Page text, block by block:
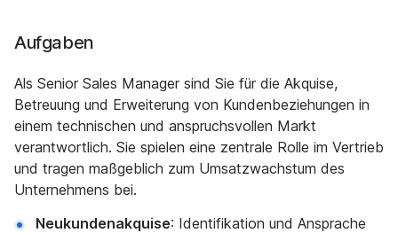
Aufgaben
Als Senior Sales Manager sind Sie für die Akquise,
Betreuung und Erweiterung von Kundenbeziehungen in
einem technischen und anspruchsvollen Markt
verantwortlich. Sie spielen eine zentrale Rolle im Vertrieb
und tragen maßgeblich zum Umsatzwachstum des
Unternehmens bei.
Neukundenakquise: Identifikation und Ansprache